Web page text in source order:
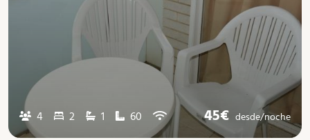
4 2 1 60 45€ desde/noche